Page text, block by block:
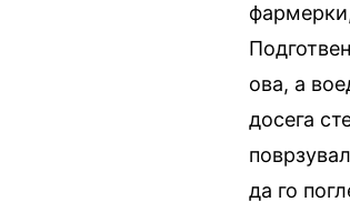
ова, а
досега
да го